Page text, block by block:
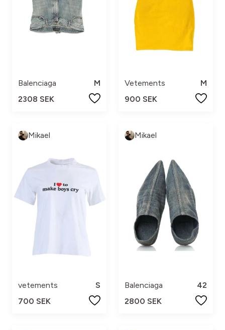
Balenciaga
M
2308 SEK
Vetements
M
900 SEK
Mikael
vetements
S
700 SEK
Mikael
Balenciaga
42
2800 SEK